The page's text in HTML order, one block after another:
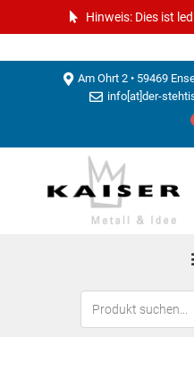
Hinweis: Dies ist
Am Ohrt 2 • 59469
info[at]der-